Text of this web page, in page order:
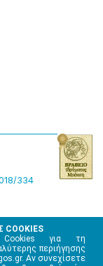
Cookies για τη
περιήγησης
Αν συνεχίσετε
334
220242